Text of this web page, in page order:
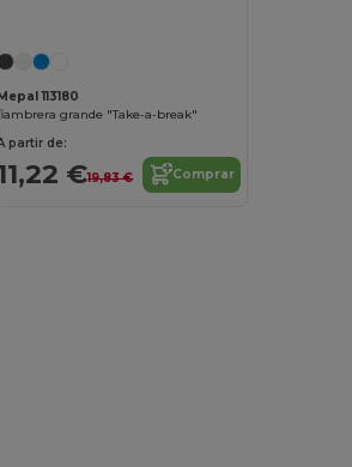
Mepal 113180
grande "Take-a-break"
partir de:
€19,83 € Comprar